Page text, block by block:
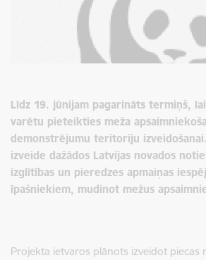
Līdz 19. jūnijam pagarināts termiņš,
varētu pieteikties meža
demonstrējumu teritoriju
izveide dažādos Latvijas novados
izglītības un pieredzes apmaiņas
īpašniekiem, mudinot mežus
Projekta ietvaros plānots izveidot piecas